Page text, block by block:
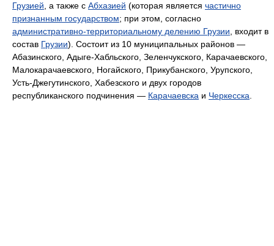
Грузией, а также с Абхазией (которая является частично
признанным государством; при этом, согласно
административно-территориальному делению Грузии, входит в
состав Грузии). Состоит из 10 муниципальных районов —
Абазинского, Адыге-Хабльского, Зеленчукского, Карачаевского,
Малокарачаевского, Ногайского, Прикубанского, Урупского,
Усть-Джегутинского, Хабезского и двух городов
республиканского подчинения — Карачаевска и Черкесска.